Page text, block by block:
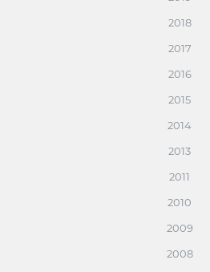
2018
2017
2016
2015
2014
2013
2011
2010
2009
2008